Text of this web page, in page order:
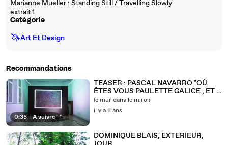
Marianne Mueller : Standing Still / Travelling Slowly
extrait 1
Catégorie
🦄Art Et Design
Recommandations
0:35 | À suivre
TEASER : PASCAL NAVARRO "OÙ
ÊTES VOUS PAULETTE GALICE , ET :
VERTIGES DE L'ESPRIT
le mur dans le miroir
il y a 8 ans
DOMINIQUE BLAIS, EXTERIEUR,